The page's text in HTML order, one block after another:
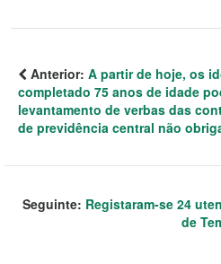
Anterior: A partir de hoje, os
completado 75 anos de idade
levantamento de verbas das
de previdência central não
Seguinte: Registaram-se 24
de